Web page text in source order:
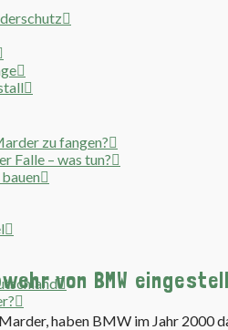
zu fangen?
Falle – was tun?
von BMW
haben BMW im Jahr 2000